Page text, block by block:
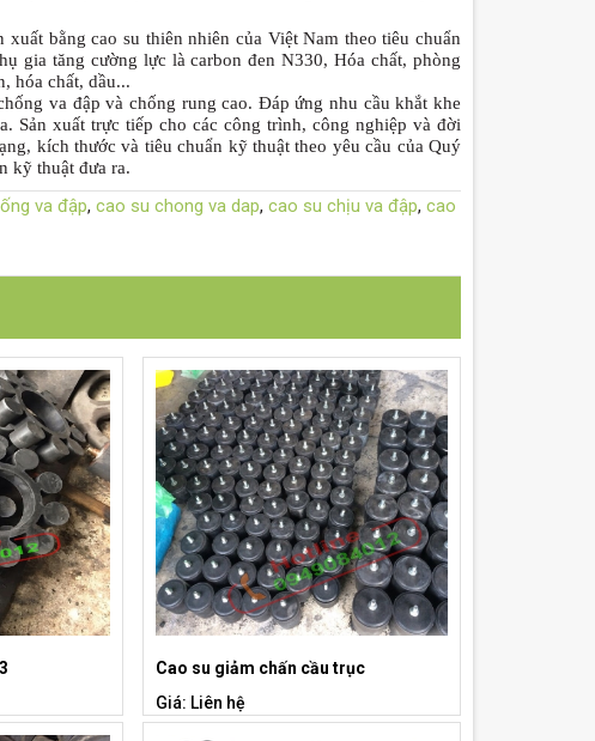
bằng cao su thiên nhiên của Việt Nam theo tiêu chuẩn
gia tăng cường lực là carbon đen N330, Hóa chất, phòng
hóa chất, dầu...
va đập và chống rung cao. Đáp ứng nhu cầu khắt khe
Sản xuất trực tiếp cho các công trình, công nghiệp và đời
kích thước và tiêu chuẩn kỹ thuật theo yêu cầu của Quý
kỹ thuật đưa ra.
va đập, cao su chong va dap, cao su chịu va đập, cao
Cao su giảm chấn cầu trục
Giá: Liên hệ